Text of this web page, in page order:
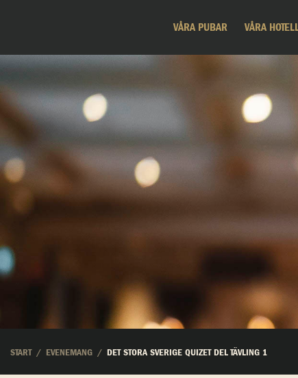
VÅRA PUBAR VÅRA
START EVENEMANG DET STORA SVERIGE QUIZET DEL TÄVLING 1